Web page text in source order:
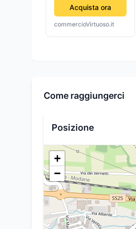
Acquista ora
commercioVirtuoso.it
Come raggiungerci
Posizione
+
−